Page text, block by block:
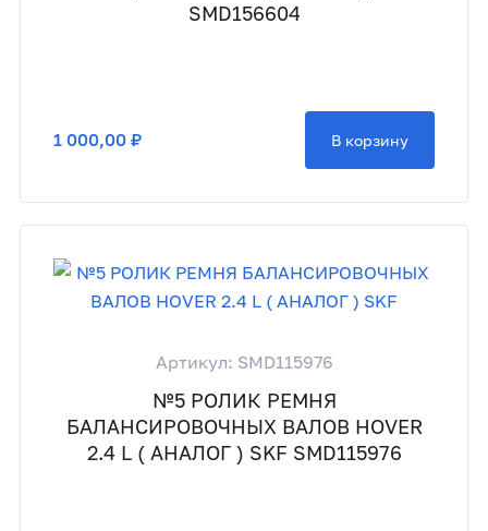
SMD156604
1 000,00 ₽ В корзину
Артикул: SMD115976
№5 РОЛИК РЕМНЯ
БАЛАНСИРОВОЧНЫХ ВАЛОВ HOVER
2.4 L ( АНАЛОГ ) SKF SMD115976